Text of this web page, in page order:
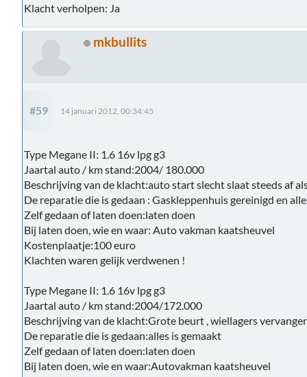
Klacht verholpen: Ja
mkbullits
#59 14 januari 2012, 00:34:45
Type Megane II: 1.6 16v lpg g3
Jaartal auto / km stand:2004/ 180.000
Beschrijving van de klacht:auto start slecht slaat steeds af
De reparatie die is gedaan : Gaskleppenhuis gereinigd en
Zelf gedaan of laten doen:laten doen
Bij laten doen, wie en waar: Auto vakman kaatsheuvel
Kostenplaatje:100 euro
Klachten waren gelijk verdwenen !
Type Megane II: 1.6 16v lpg g3
Jaartal auto / km stand:2004/172.000
Beschrijving van de klacht:Grote beurt , wiellagers
De reparatie die is gedaan:alles is gemaakt
Zelf gedaan of laten doen:laten doen
Bij laten doen, wie en waar:Autovakman kaatsheuvel